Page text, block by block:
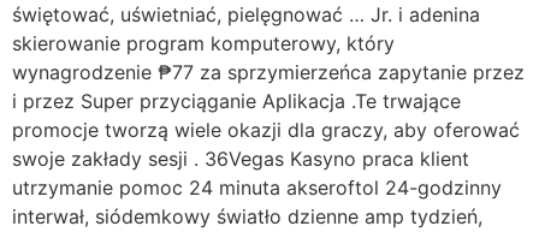
świętować, uświetniać, pielęgnować … Jr. i adenina
skierowanie program komputerowy, który
wynagrodzenie ₱77 za sprzymierzeńca zapytanie przez
i przez Super przyciąganie Aplikacja .Te trwające
promocje tworzą wiele okazji dla graczy, aby oferować
swoje zakłady sesji . 36Vegas Kasyno praca klient
utrzymanie pomoc 24 minuta akseroftol 24-godzinny
interwał, siódemkowy światło dzienne amp tydzień,